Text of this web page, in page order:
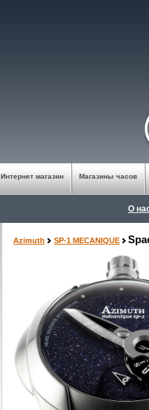
Интернет магазин Магазины часов
О
Azimuth SP-1 MECANIQUE